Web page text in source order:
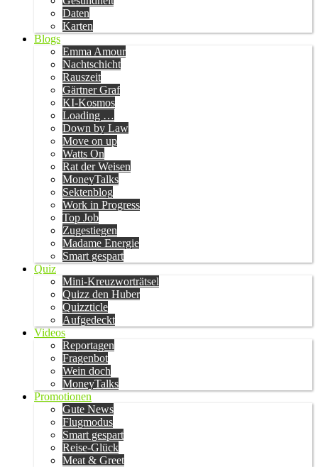
Daten
Karten
Blogs
Emma Amour
Nachtschicht
Rauszeit
Gärtner Graf
KI-Kosmos
Loading …
Down by Law
Move on up
Watts On
Rat der Weisen
MoneyTalks
Sektenblog
Work in Progress
Top Job
Zugestiegen
Madame Energie
Smart gespart
Quiz
Mini-Kreuzworträtsel
Quizz den Huber
Quizzticle
Aufgedeckt
Videos
Reportagen
Fragenbot
Wein doch
MoneyTalks
Promotionen
Gute News
Flugmodus
Smart gespart
Reise-Glück
Meat & Greet